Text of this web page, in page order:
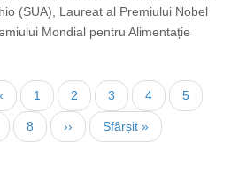
(SUA), Laureat al Premiului Nobel
Mondial pentru Alimentație
Page
1 Page
2 Page
3 Page
4
Current
page
5
Page
8
Next
page
››
Last
page
Sfârșit »